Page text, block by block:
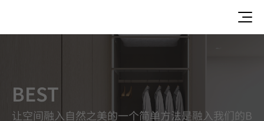
Best, Deco Film, Deco Film Colors
BEST
让空间融入自然之美的一个简单方法是融入我们的B